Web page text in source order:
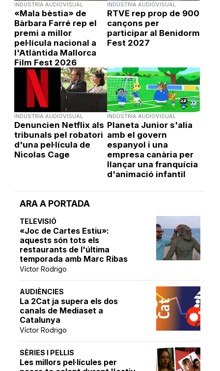
ARA A PORTADA
TELEVISIÓ
«Joc de Cartes Estiu»:
aquests són tots els
restaurants de l'última
temporada amb Marc Ribas
Víctor Rodrigo
AUDIÈNCIES
La 2Cat ja supera els dos
canals de Mediaset a
Catalunya
Víctor Rodrigo
SÈRIES I PEL·LIS
Les millors pel·lícules per
INDÚSTRIA AUDIOVISUAL
«Mala bèstia» de
Bàrbara Farré rep el
premi a millor
pel·lícula nacional a
l'Atlàntida Mallorca
Film Fest 2026
INDÚSTRIA AUDIOVISUAL
RTVE rep prop de 900
cançons per
participar al Benidorm
Fest 2027
INDÚSTRIA AUDIOVISUAL
Denuncien Netflix als
tribunals pel robatori
d'una pel·lícula de
Nicolas Cage
INDÚSTRIA AUDIOVISUAL
Planeta Junior s'alia
amb el govern
espanyol i una
empresa canària per
llançar una franquícia
d'animació infantil